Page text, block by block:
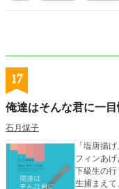
17
俺達はそんな君に一
石月煤子
「塩唐揚
フィンあげよっか？」 男前・
下級生の行く末は…… ――どっ
生捕まえ